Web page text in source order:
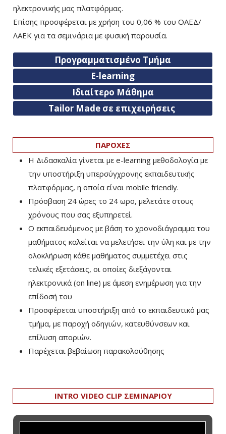
ηλεκτρονικής μας πλατφόρμας.
Επίσης προσφέρεται με χρήση του 0,06 % του ΟΑΕΔ/
ΛΑΕΚ για τα σεμινάρια με φυσική παρουσία.
Προγραμματισμένο Τμήμα
E-learning
Ιδιαίτερο Μάθημα
Tailor Made σε επιχειρήσεις
ΠΑΡΟΧΕΣ
Η Διδασκαλία γίνεται με e-learning μεθοδολογία με
την υποστήριξη υπερσύγχρονης εκπαιδευτικής
πλατφόρμας, η οποία είναι mobile friendly.
Πρόσβαση 24 ώρες το 24 ωρο, μελετάτε στους
χρόνους που σας εξυπηρετεί.
Ο εκπαιδευόμενος με βάση το χρονοδιάγραμμα του
μαθήματος καλείται να μελετήσει την ύλη και με την
ολοκλήρωση κάθε μαθήματος συμμετέχει στις
τελικές εξετάσεις, οι οποίες διεξάγονται
ηλεκτρονικά (on line) με άμεση ενημέρωση για την
επίδοσή του
Προσφέρεται υποστήριξη από το εκπαιδευτικό μας
τμήμα, με παροχή οδηγιών, κατευθύνσεων και
επίλυση αποριών.
Παρέχεται βεβαίωση παρακολούθησης
INTRO VIDEO CLIP ΣΕΜΙΝΑΡΙΟΥ